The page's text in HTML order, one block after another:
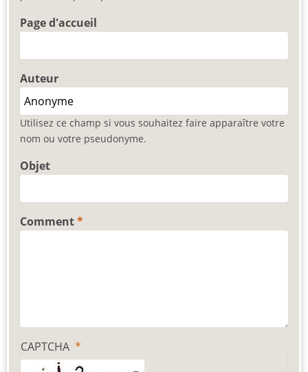
Page d'accueil
Auteur
Utilisez ce champ si vous souhaitez faire apparaître votre
nom ou votre pseudonyme.
Objet
Comment
CAPTCHA